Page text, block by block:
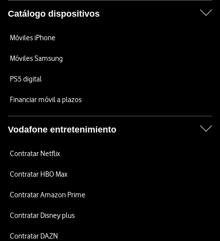
Catálogo dispositivos
Móviles iPhone
Móviles Samsung
PS5 digital
Financiar móvil a plazos
Vodafone entretenimiento
Contratar Netflix
Contratar HBO Max
Contratar Amazon Prime
Contratar Disney plus
Contratar DAZN